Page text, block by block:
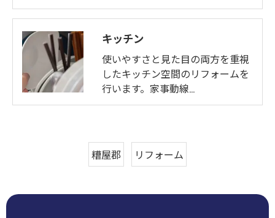
キッチン
使いやすさと見た目の両方を重視
したキッチン空間のリフォームを
行います。家事動線…
糟屋郡 リフォーム